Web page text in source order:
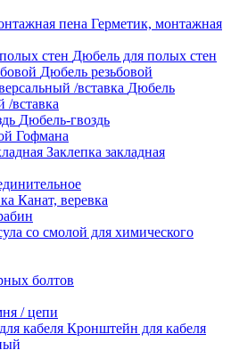
Герметик, монтажная
Дюбель для полых стен
Дюбель резьбовой
Дюбель
/вставка
Дюбель-гвоздь
Гофмана
Заклепка закладная
Канат, веревка
со смолой для химического
болтов
/ цепи
Кронштейн для кабеля